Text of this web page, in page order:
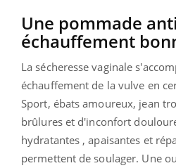
Une pommade
échauffement
La sécheresse vaginale
échauffement de la vulve en
Sport, ébats amoureux, jean
brûlures et d'inconfort
hydratantes , apaisantes et
permettent de soulager. Une